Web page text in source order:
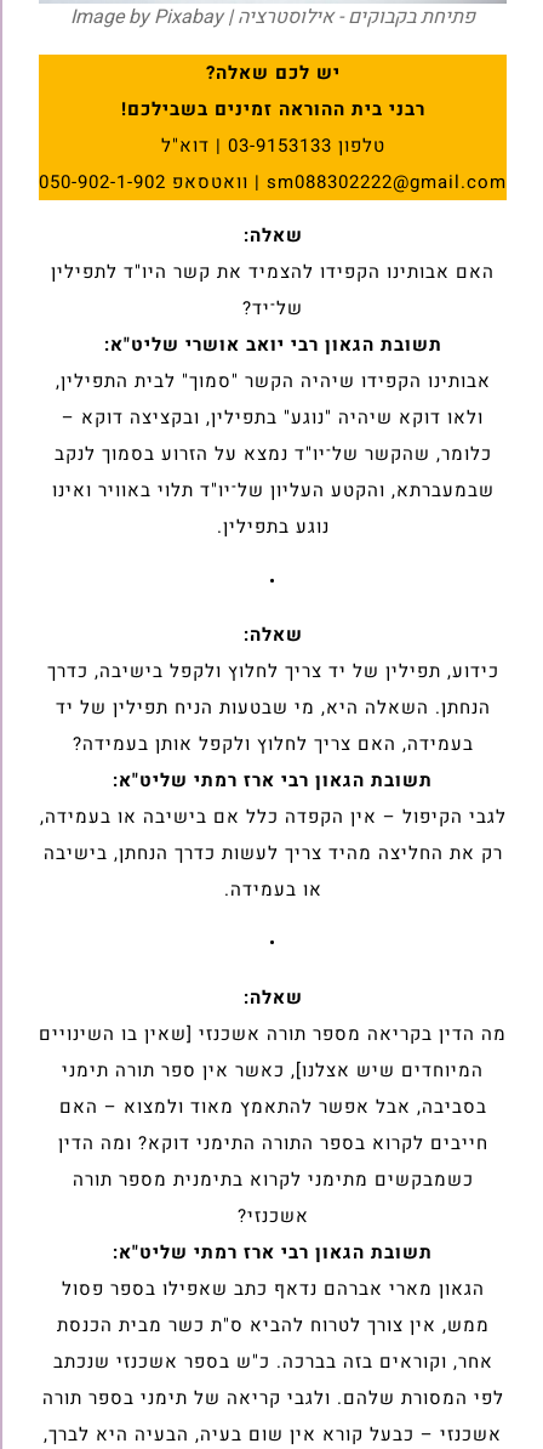
פתיחת בקבוקים - אילוסטרציה | Image by Pixabay
יש לכם שאלה?
רבני בית ההוראה זמינים בשבילכם!
טלפון 03-9153133 | דוא"ל
sm088302222@gmail.com | וואטסאפ 050-902-1-902
שאלה:
האם אבותינו הקפידו להצמיד את קשר היו"ד לתפילין
של־יד?
תשובת הגאון רבי יואב אושרי שליט"א:
אבותינו הקפידו שיהיה הקשר "סמוך" לבית התפילין,
ולאו דוקא שיהיה "נוגע" בתפילין, ובקציצה דוקא –
כלומר, שהקשר של־יו"ד נמצא על הזרוע בסמוך לנקב
שבמעברתא, והקטע העליון של־יו"ד תלוי באוויר ואינו
נוגע בתפילין.
•
שאלה:
כידוע, תפילין של יד צריך לחלוץ ולקפל בישיבה, כדרך
הנחתן. השאלה היא, מי שבטעות הניח תפילין של יד
בעמידה, האם צריך לחלוץ ולקפל אותן בעמידה?
תשובת הגאון רבי ארז רמתי שליט"א:
לגבי הקיפול – אין הקפדה כלל אם בישיבה או בעמידה,
רק את החליצה מהיד צריך לעשות כדרך הנחתן, בישיבה
או בעמידה.
•
שאלה:
מה הדין בקריאה מספר תורה אשכנזי [שאין בו השינויים
המיוחדים שיש אצלנו], כאשר אין ספר תורה תימני
בסביבה, אבל אפשר להתאמץ מאוד ולמצוא – האם
חייבים לקרוא בספר התורה התימני דוקא? ומה הדין
כשמבקשים מתימני לקרוא בתימנית מספר תורה
אשכנזי?
תשובת הגאון רבי ארז רמתי שליט"א:
הגאון מארי אברהם נדאף כתב שאפילו בספר פסול
ממש, אין צורך לטרוח להביא ס"ת כשר מבית הכנסת
אחר, וקוראים בזה בברכה. כ"ש בספר אשכנזי שנכתב
לפי המסורת שלהם. ולגבי קריאה של תימני בספר תורה
אשכנזי – כבעל קורא אין שום בעיה, הבעיה היא לברך,